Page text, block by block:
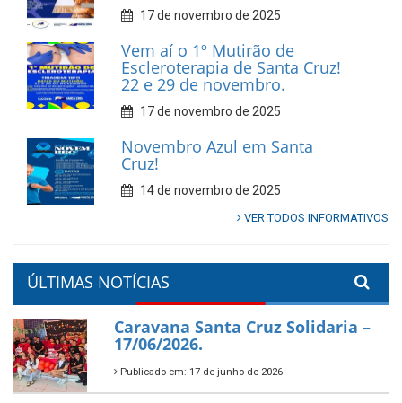
17 de novembro de 2025
Vem aí o 1º Mutirão de
Escleroterapia de Santa Cruz!
22 e 29 de novembro.
17 de novembro de 2025
Novembro Azul em Santa
Cruz!
14 de novembro de 2025
VER TODOS INFORMATIVOS
ÚLTIMAS NOTÍCIAS
Caravana Santa Cruz Solidaria –
17/06/2026.
Publicado em: 17 de junho de 2026